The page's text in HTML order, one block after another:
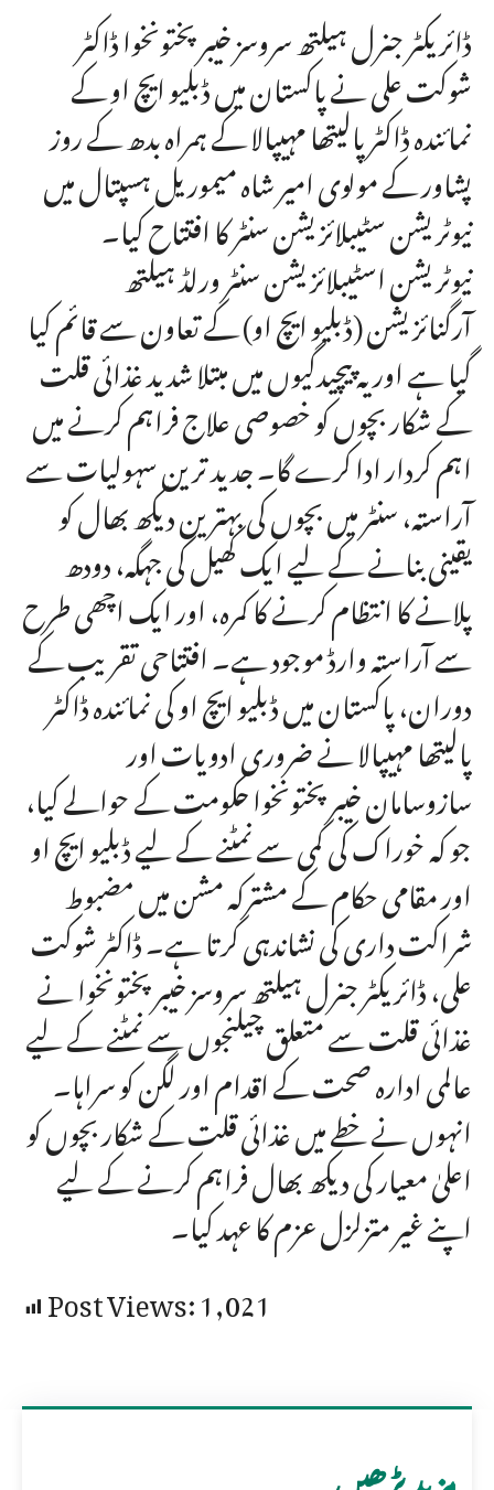
ڈائریکٹر جنرل ہیلتھ سروسز خیبرپختونخوا ڈاکٹر
شوکت علی نے پاکستان میں ڈبلیو ایچ او کے
نمائندہ ڈاکٹر پالیتھا مہیپالا کے ہمراہ بدھ کے روز
پشاور کے مولوی امیر شاہ میموریل ہسپتال میں
نیوٹریشن سٹیبلائزیشن سنٹر کا افتتاح کیا۔
نیوٹریشن اسٹیبلائزیشن سنٹر ورلڈ ہیلتھ
آرگنائزیشن (ڈبلیو ایچ او) کے تعاون سے قائم کیا
گیا ہے اور یہ پیچیدگیوں میں مبتلا شدید غذائی قلت
کے شکار بچوں کو خصوصی علاج فراہم کرنے میں
اہم کردار ادا کرے گا۔ جدید ترین سہولیات سے
آراستہ، سنٹر میں بچوں کی بہترین دیکھ بھال کو
یقینی بنانے کے لیے ایک کھیل کی جہگہ، دودھ
پلانے کا انتظام کرنے کا کمرہ، اور ایک اچھی طرح
سے آراستہ وارڈ موجود ہے۔ افتتاحی تقریب کے
دوران، پاکستان میں ڈبلیو ایچ او کی نمائندہ ڈاکٹر
پالیتھا مہیپالا نے ضروری ادویات اور
سازوسامان خیبر پختونخوا حکومت کے حوالے کیا،
جو کہ خوراک کی کمی سے نمٹنے کے لیے ڈبلیو ایچ او
اور مقامی حکام کے مشترکہ مشن میں مضبوط
شراکت داری کی نشاندہی کرتا ہے۔ ڈاکٹر شوکت
علی، ڈائریکٹر جنرل ہیلتھ سروسز خیبرپختونخوا نے
غذائی قلت سے متعلق چیلنجوں سے نمٹنے کے لیے
عالمی ادارہ صحت کے اقدام اور لگن کو سراہا۔
انہوں نے خطے میں غذائی قلت کے شکار بچوں کو
اعلیٰ معیار کی دیکھ بھال فراہم کرنے کے لیے
اپنے غیر متزلزل عزم کا عہد کیا۔
Post Views:1,021